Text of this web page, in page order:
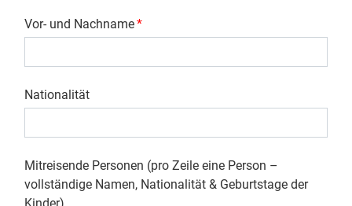
Vor- und Nachname*
Nationalität
Mitreisende Personen (pro Zeile eine Person –
vollständige Namen, Nationalität & Geburtstage der